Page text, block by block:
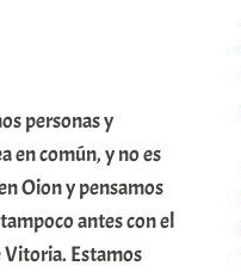
personas y
en común, y no es
Oion y pensamos
antes con el
Estamos